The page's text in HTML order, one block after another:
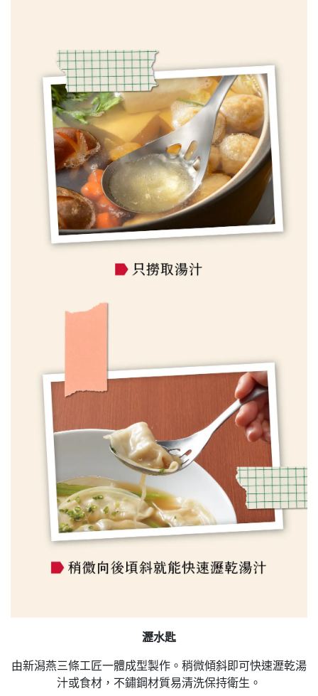
瀝水匙
由新潟燕三條工匠一體成型製作。稍微傾斜即可快速瀝乾湯
汁或食材，不鏽鋼材質易清洗保持衛生。